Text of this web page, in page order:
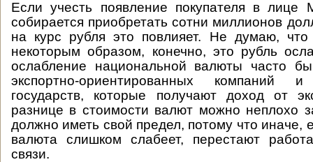
Если учесть появление покупателя в лице
собирается приобретать сотни миллионов
на курс рубля это повлияет. Не думаю, что
некоторым образом, конечно, это рубль
ослабление национальной валюты часто
экспортно-ориентированных компаний
государств, которые получают доход от
разнице в стоимости валют можно неплохо
должно иметь свой предел, потому что иначе,
валюта слишком слабеет, перестают
связи.